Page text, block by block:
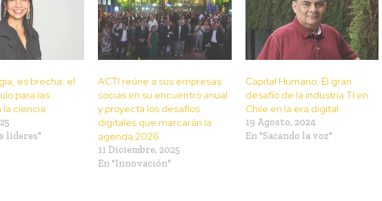
es brecha: el
para las
la ciencia
líderes"
ACTI reúne a sus empresas
socias en su encuentro anual
y proyecta los desafíos
digitales que marcarán la
agenda 2026
11 Diciembre, 2025
En "Innovación"
Capital Humano: El gran
desafío de la industria TI en
Chile en la era digital
19 Agosto, 2024
En "Sacando la voz"